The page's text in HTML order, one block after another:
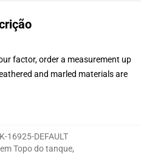
factor, order a measurement up
and marled materials are
16925-DEFAULT
Topo do tanque,